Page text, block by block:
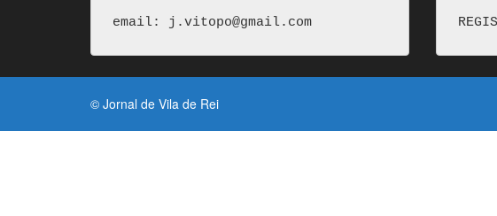
email: j.vitopo@gmail.com
© Jornal de Vila de Rei